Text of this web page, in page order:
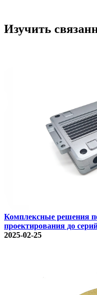
Изучить
Комплексные решения
проектирования до
2025-02-25